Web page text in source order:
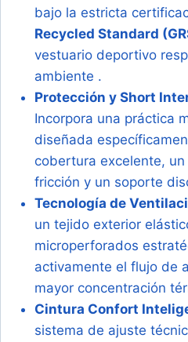
bajo la estricta
Recycled Standard
vestuario deportivo
ambiente .
Protección y Short
Incorpora una práctica
diseñada
cobertura excelente,
fricción y un soporte
Tecnología de
un tejido exterior
microperforados
activamente el flujo de
mayor concentración
Cintura Confort
sistema de ajuste